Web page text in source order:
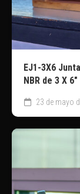
EJ1-3X6
NBR de 3 X 6″
23 de mayo